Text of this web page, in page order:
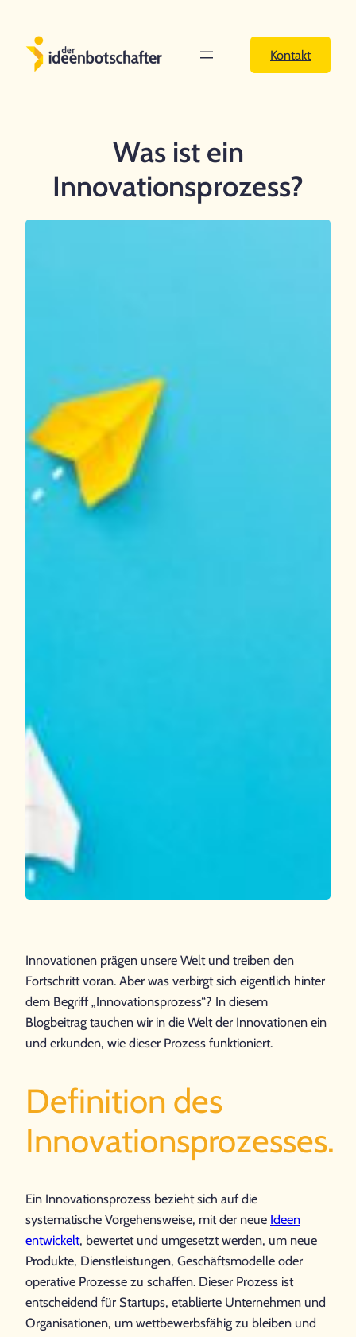
Inhalt
springen
Kontakt
Was ist ein
Innovationsprozess?
Innovationen prägen unsere Welt und treiben den
Fortschritt voran. Aber was verbirgt sich eigentlich hinter
dem Begriff „Innovationsprozess“? In diesem
Blogbeitrag tauchen wir in die Welt der Innovationen ein
und erkunden, wie dieser Prozess funktioniert.
Definition des
Innovationsprozesses.
Ein Innovationsprozess bezieht sich auf die
systematische Vorgehensweise, mit der neue Ideen
entwickelt, bewertet und umgesetzt werden, um neue
Produkte, Dienstleistungen, Geschäftsmodelle oder
operative Prozesse zu schaffen. Dieser Prozess ist
entscheidend für Startups, etablierte Unternehmen und
Organisationen, um wettbewerbsfähig zu bleiben und